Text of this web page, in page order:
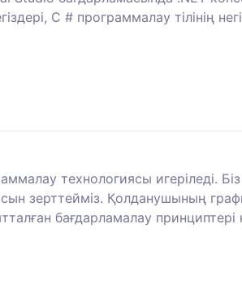
C # программалау тілінің
технологиясы игеріледі.
зерттейміз. Қолданушының
бағдарламалау